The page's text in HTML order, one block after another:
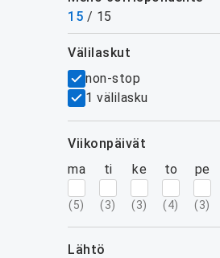
15 / 15
suodattimet
välilaskut
non-stop
1 välilasku
viikonpäivät
ma
(5)
ti
(3)
ke
(3)
to
(4)
pe
(3)
lähtö